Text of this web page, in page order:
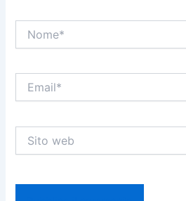
web